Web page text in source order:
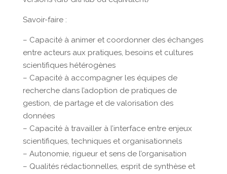
Savoir-faire :
– Capacité à animer et coordonner des échanges
entre acteurs aux pratiques, besoins et cultures
scientifiques hétérogènes
– Capacité à accompagner les équipes de
recherche dans l’adoption de pratiques de
gestion, de partage et de valorisation des
données
– Capacité à travailler à l’interface entre enjeux
scientifiques, techniques et organisationnels
– Autonomie, rigueur et sens de l’organisation
– Qualités rédactionnelles, esprit de synthèse et